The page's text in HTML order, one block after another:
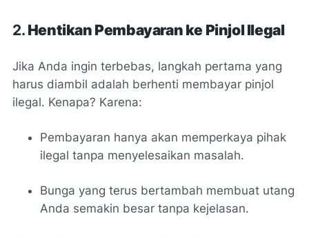
2. Hentikan Pembayaran ke Pinjol Ilegal
Jika Anda ingin terbebas, langkah pertama yang
harus diambil adalah berhenti membayar pinjol
ilegal. Kenapa? Karena:
Pembayaran hanya akan memperkaya pihak
ilegal tanpa menyelesaikan masalah.
Bunga yang terus bertambah membuat utang
Anda semakin besar tanpa kejelasan.